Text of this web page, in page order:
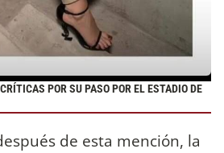
POR SU PASO POR EL ESTADIO DE
de esta mención, la